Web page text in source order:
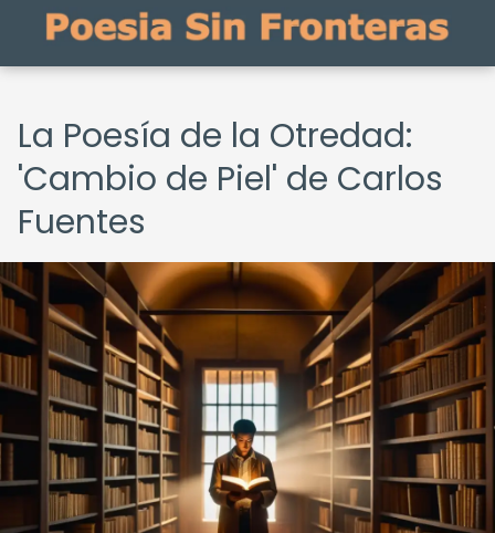
La Poesía de la Otredad:
'Cambio de Piel' de Carlos
Fuentes